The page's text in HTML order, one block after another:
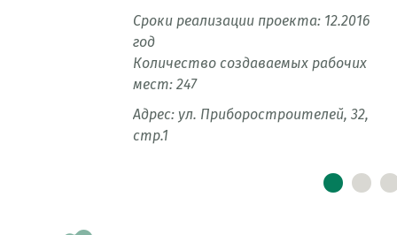
Сроки реализации проекта: 12.2016
год
Количество создаваемых рабочих
мест: 247
Адрес: ул. Приборостроителей, 32,
стр.1
••